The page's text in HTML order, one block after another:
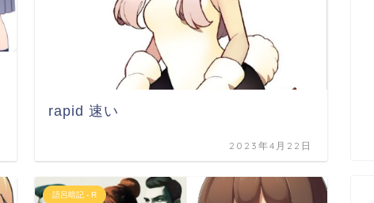
rapid 速い
2023年4月22日
語呂暗記 - R